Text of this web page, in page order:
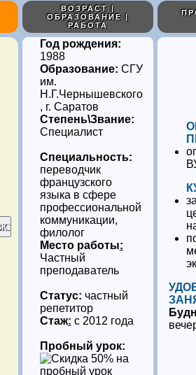
ВОЗРАСТ |
ОБРАЗОВАНИЕ |
РАБОТА
Год рождения:
1988
Образование: СГУ
им.
Н.Г.Чернышевского
, г. Саратов
Степень\Звание:
Специалист
Специальность:
переводчик
французского
языка в сфере
профессиональной
коммуникации,
филолог
Место работы:
Частный
преподаватель
Статус: частный
репетитор
Стаж: с 2012 года
Пробный урок: